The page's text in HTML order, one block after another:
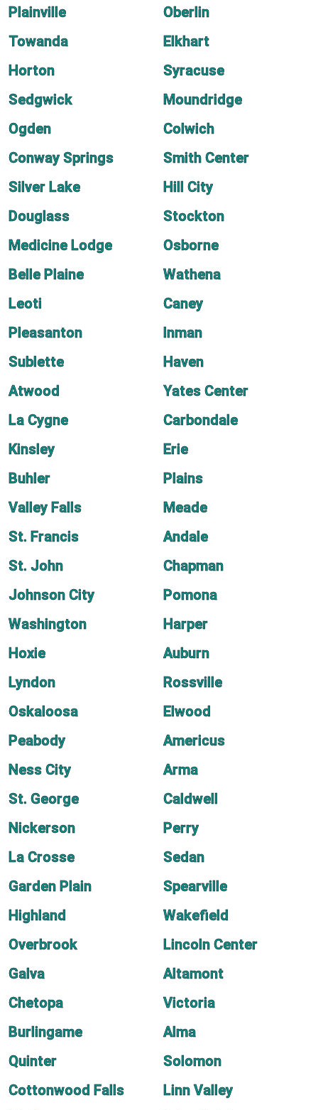
Plainville
Oberlin
Towanda
Elkhart
Horton
Syracuse
Sedgwick
Moundridge
Ogden
Colwich
Conway Springs
Smith Center
Silver Lake
Hill City
Douglass
Stockton
Medicine Lodge
Osborne
Belle Plaine
Wathena
Leoti
Caney
Pleasanton
Inman
Sublette
Haven
Atwood
Yates Center
La Cygne
Carbondale
Kinsley
Erie
Buhler
Plains
Valley Falls
Meade
St. Francis
Andale
St. John
Chapman
Johnson City
Pomona
Washington
Harper
Hoxie
Auburn
Lyndon
Rossville
Oskaloosa
Elwood
Peabody
Americus
Ness City
Arma
St. George
Caldwell
Nickerson
Perry
La Crosse
Sedan
Garden Plain
Spearville
Highland
Wakefield
Overbrook
Lincoln Center
Galva
Altamont
Chetopa
Victoria
Burlingame
Alma
Quinter
Solomon
Cottonwood Falls
Linn Valley